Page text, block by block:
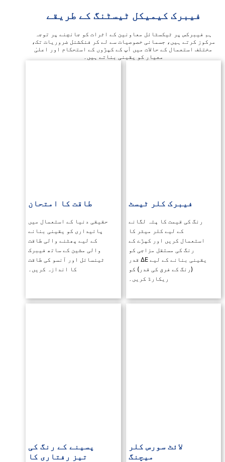
ٹیسٹنگ کے طریقے
معاونین کے اثرات کو جانچنے پر توجہ
خصوصیات سے لے کر فنکشنل ضروریات تک،
میں آپ کے کپڑوں کے استحکام اور اعلیٰ
کو یقینی بناتے ہیں۔
لگانے
کپڑے کے
یقینی بنانے کے لیے ΔE قدر
طاقت کا امتحان
حقیقی دنیا کے استعمال میں
پائیداری کو یقینی بنانے
کے لیے پھٹنے والی طاقت
والی مشین کے ساتھ فیبرک
ٹینسائل اور آنسو کی طاقت
کا اندازہ کریں۔
پسینے کے رنگ کی
تیز رفتاری کا